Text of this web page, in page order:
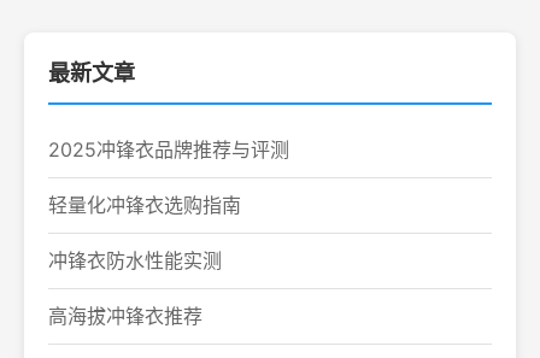
最新文章
2025冲锋衣品牌推荐与评测
轻量化冲锋衣选购指南
冲锋衣防水性能实测
高海拔冲锋衣推荐